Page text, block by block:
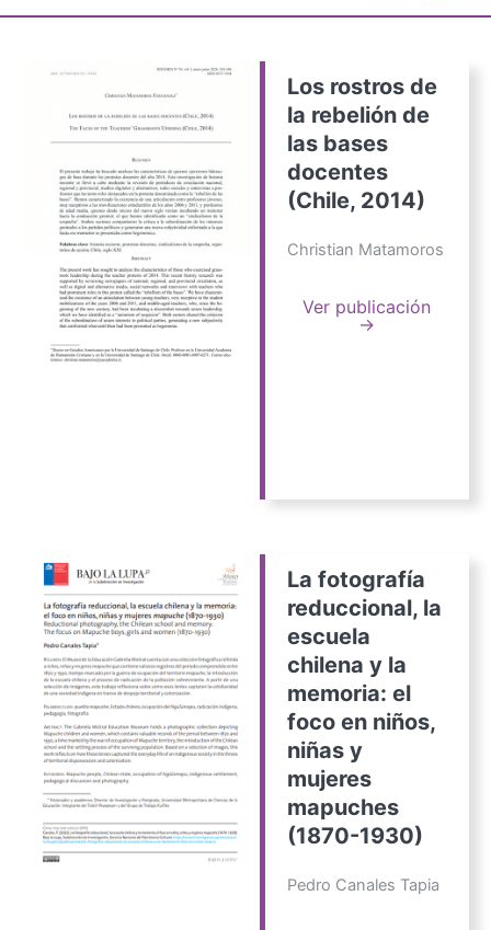
Los rostros de
la rebelión de
las bases
docentes
(Chile, 2014)
Christian Matamoros
Ver publicación
→
La fotografía
reduccional, la
escuela
chilena y la
memoria: el
foco en niños,
niñas y
mujeres
mapuches
(1870-1930)
Pedro Canales Tapia